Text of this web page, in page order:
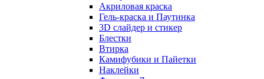
Акриловая краска
Гель-краска и Паутинка
3D слайдер и стикер
Блестки
Втирка
Камифубики и Пайетки
Наклейки